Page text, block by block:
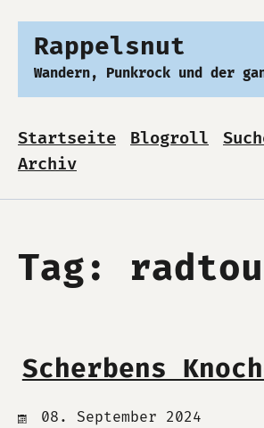
Rappelsnut
Wandern, Punkrock und der
Startseite Blogroll
Archiv
Tag:
Scherbens
08. September 2024